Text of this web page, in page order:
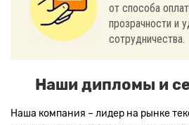
от способа
прозрачности и
сотрудничества.
Наши дипломы и
Наша компания – лидер на рынке